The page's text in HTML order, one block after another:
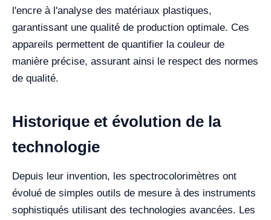
l'encre à l'analyse des matériaux plastiques,
garantissant une qualité de production optimale. Ces
appareils permettent de quantifier la couleur de
manière précise, assurant ainsi le respect des normes
de qualité.
Historique et évolution de la
technologie
Depuis leur invention, les spectrocolorimètres ont
évolué de simples outils de mesure à des instruments
sophistiqués utilisant des technologies avancées. Les